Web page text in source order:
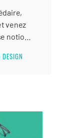
venez
notion :
DESIGN